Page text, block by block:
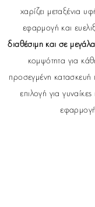
χαρίζει μεταξένια
εφαρμογή και
διαθέσιμη και σε
κομψότητα για
προσεγμένη κατασκευή
επιλογή για